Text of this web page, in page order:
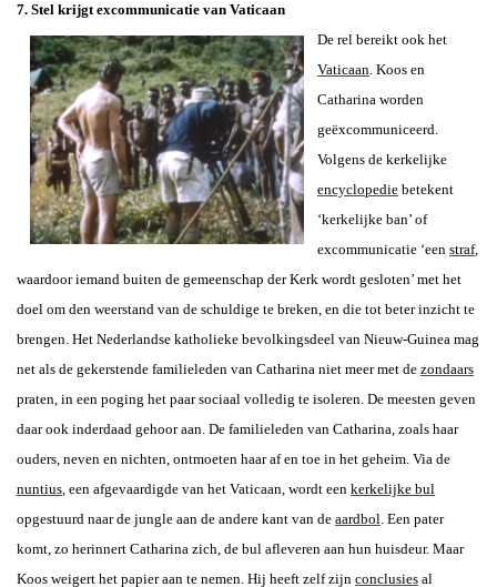
7. Stel krijgt excommunicatie van Vaticaan
De rel bereikt ook het
Vaticaan. Koos en
Catharina worden
geëxcommuniceerd.
Volgens de kerkelijke
encyclopedie betekent
‘kerkelijke ban’ of
excommunicatie ‘een straf,
waardoor iemand buiten de gemeenschap der Kerk wordt gesloten’ met het
doel om den weerstand van de schuldige te breken, en die tot beter inzicht te
brengen. Het Nederlandse katholieke bevolkingsdeel van Nieuw-Guinea mag
net als de gekerstende familieleden van Catharina niet meer met de zondaars
praten, in een poging het paar sociaal volledig te isoleren. De meesten geven
daar ook inderdaad gehoor aan. De familieleden van Catharina, zoals haar
ouders, neven en nichten, ontmoeten haar af en toe in het geheim. Via de
nuntius, een afgevaardigde van het Vaticaan, wordt een kerkelijke bul
opgestuurd naar de jungle aan de andere kant van de aardbol. Een pater
komt, zo herinnert Catharina zich, de bul afleveren aan hun huisdeur. Maar
Koos weigert het papier aan te nemen. Hij heeft zelf zijn conclusies al